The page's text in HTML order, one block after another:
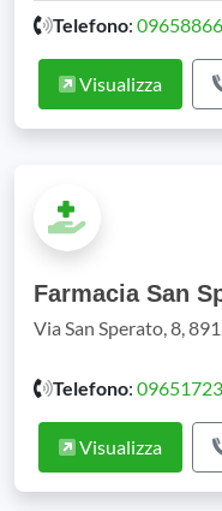
Telefono:
Visualizza
Farmacia San
Via San Sperato, 8,
Telefono:
Visualizza